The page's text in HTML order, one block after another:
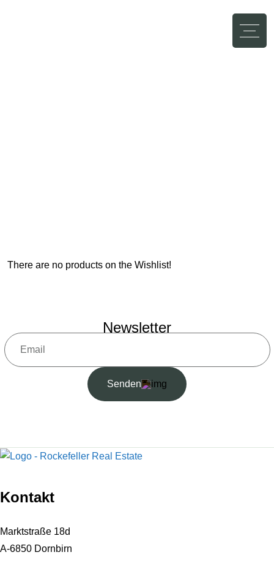
There are no products on the Wishlist!
Newsletter
Senden
Kontakt
Marktstraße 18d
A-6850 Dornbirn